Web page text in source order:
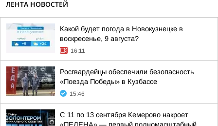
ЛЕНТА НОВОСТЕЙ
Какой будет погода в Новокузнецке в
воскресенье, 9 августа?
16:11
Росгвардейцы обеспечили безопасность
«Поезда Победы» в Кузбассе
15:46
С 11 по 13 сентября Кемерово накроет